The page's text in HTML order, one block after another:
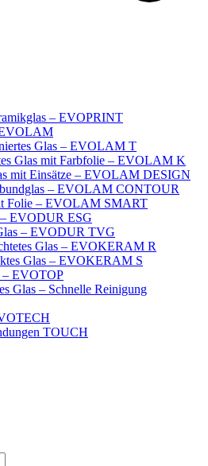
– EVOPRINT
Glas – EVOLAM T
Glas mit Farbfolie – EVOLAM K
mit Einsätze – EVOLAM DESIGN
– EVOLAM CONTOUR
Folie – EVOLAM SMART
– EVODUR ESG
– EVODUR TVG
Glas – EVOKERAM R
Glas – EVOKERAM S
– EVOTOP
Glas – Schnelle Reinigung
TOUCH